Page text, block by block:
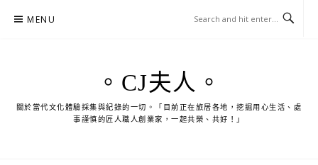
MENU
。CJ夫人。
關於當代文化體驗採集與紀錄的一切。「目前正在旅居各地，挖掘用心生活、處
事謹慎的匠人職人創業家，一起共榮、共好！」